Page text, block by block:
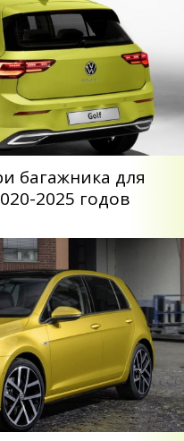
багажника для
2025 годов